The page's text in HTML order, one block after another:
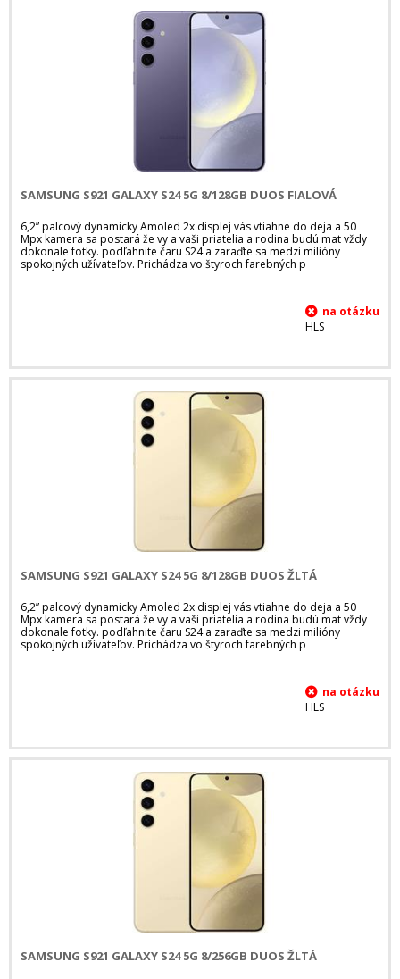
SAMSUNG S921 GALAXY S24 5G 8/128GB DUOS FIALOVÁ
6,2” palcový dynamicky Amoled 2x displej vás vtiahne do deja a 50
Mpx kamera sa postará že vy a vaši priatelia a rodina budú mat vždy
dokonale fotky. podľahnite čaru S24 a zaraďte sa medzi milióny
spokojných užívateľov. Prichádza vo štyroch farebných p
HLS
SAMSUNG S921 GALAXY S24 5G 8/128GB DUOS ŽLTÁ
6,2” palcový dynamicky Amoled 2x displej vás vtiahne do deja a 50
Mpx kamera sa postará že vy a vaši priatelia a rodina budú mat vždy
dokonale fotky. podľahnite čaru S24 a zaraďte sa medzi milióny
spokojných užívateľov. Prichádza vo štyroch farebných p
HLS
SAMSUNG S921 GALAXY S24 5G 8/256GB DUOS ŽLTÁ